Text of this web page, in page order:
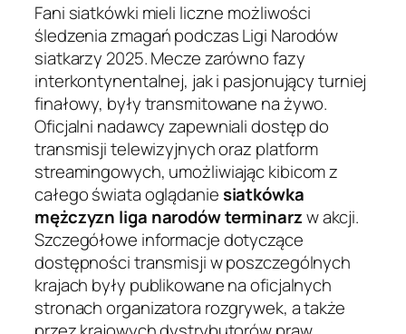
Fani siatkówki mieli liczne możliwości
śledzenia zmagań podczas Ligi Narodów
siatkarzy 2025. Mecze zarówno fazy
interkontynentalnej, jak i pasjonujący turniej
finałowy, były transmitowane na żywo.
Oficjalni nadawcy zapewniali dostęp do
transmisji telewizyjnych oraz platform
streamingowych, umożliwiając kibicom z
całego świata oglądaniesiatkówka
mężczyzn liga narodów terminarzw akcji.
Szczegółowe informacje dotyczące
dostępności transmisji w poszczególnych
krajach były publikowane na oficjalnych
stronach organizatora rozgrywek, a także